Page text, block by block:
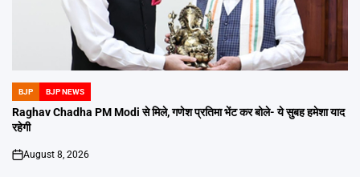
POSTED
IN
BJP BJP NEWS
Raghav Chadha PM Modi से मिले, गणेश प्रतिमा भेंट कर बोले- ये सुबह हमेशा याद
रहेगी
on
August 8, 2026